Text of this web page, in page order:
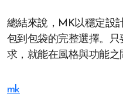
總結來說，MK以穩定設
包到包袋的完整選擇。
求，就能在風格與功能之
mk